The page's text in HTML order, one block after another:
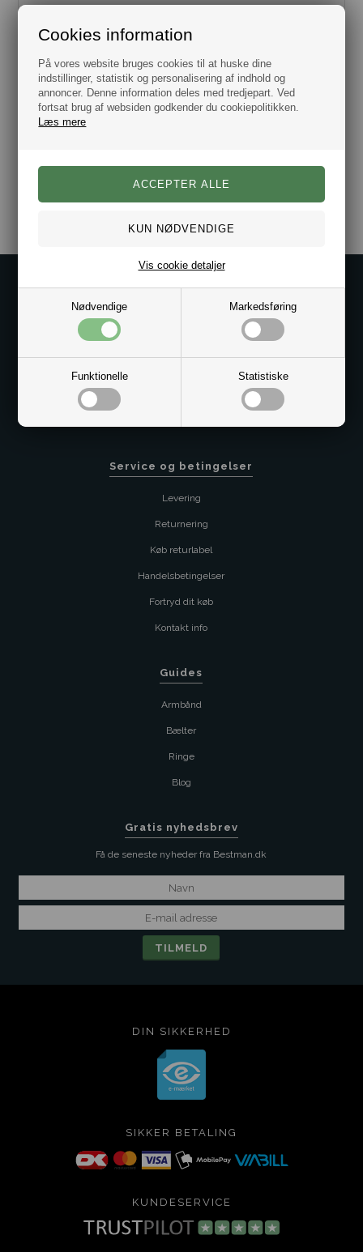
Cookies information
På vores website bruges cookies til at huske dine
indstillinger, statistik og personalisering af indhold og
annoncer. Denne information deles med tredjepart. Ved
fortsat brug af websiden godkender du cookiepolitikken.
Læs mere
Nødvendige Markedsføring
Funktionelle Statistiske
Vis cookie detaljer
manchetknapperne matcher på fornemmeste vis de
6 medfølgende skjorte knapper.
De perfekte brystskjorte knapper som kan bruges til alle
smoking skjorter og som fuldender dit sæt.
Gaveæske medfølger.
Leveres som sæt.
Materiale: Rustfrit stål..
Kontakt os på
Kundeservice@bestman.dk
Service og betingelser
Levering
Returnering
Køb returlabel
Handelsbetingelser
Fortryd dit køb
Kontakt info
Guides
Armbånd
Bælter
Ringe
Blog
Gratis nyhedsbrev
Få de seneste nyheder fra Bestman.dk
DIN SIKKERHED
SIKKER BETALING
KUNDESERVICE